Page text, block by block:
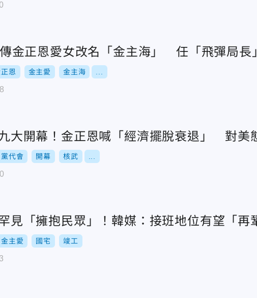
金正恩愛女改名「金主海」 任「飛彈局長
恩 金主愛 金主海
大開幕！金正恩喊「經濟擺脫衰退」 對美
黨代會 開幕 核武
見「擁抱民眾」！韓媒：接班地位有望「再
金主愛 國宅 竣工